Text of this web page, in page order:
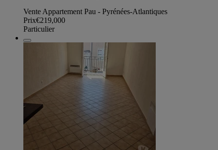
Vente Appartement Pau - Pyrénées-Atlantiques
Prix€219,000
Particulier